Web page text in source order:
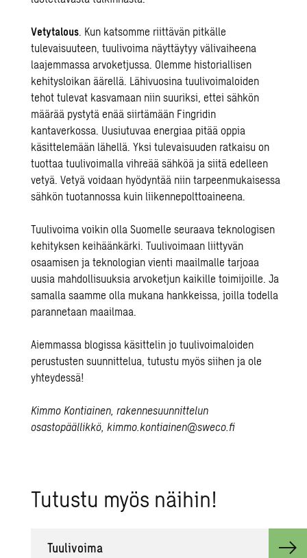
Vetytalous. Kun katsomme riittävän pitkälle
tulevaisuuteen, tuulivoima näyttäytyy välivaiheena
laajemmassa arvoketjussa. Olemme historiallisen
kehitysloikan äärellä. Lähivuosina tuulivoimaloiden
tehot tulevat kasvamaan niin suuriksi, ettei sähkön
määrää pystytä enää siirtämään Fingridin
kantaverkossa. Uusiutuvaa energiaa pitää oppia
käsittelemään lähellä. Yksi tulevaisuuden ratkaisu on
tuottaa tuulivoimalla vihreää sähköä ja siitä edelleen
vetyä. Vetyä voidaan hyödyntää niin tarpeenmukaisessa
sähkön tuotannossa kuin liikennepolttoaineena.
Tuulivoima voikin olla Suomelle seuraava teknologisen
kehityksen keihäänkärki. Tuulivoimaan liittyvän
osaamisen ja teknologian vienti maailmalle tarjoaa
uusia mahdollisuuksia arvoketjun kaikille toimijoille. Ja
samalla saamme olla mukana hankkeissa, joilla todella
parannetaan maailmaa.
Aiemmassa blogissa käsittelin jo tuulivoimaloiden
perustusten suunnittelua,tutustu myös siihen ja ole
yhteydessä!
Kimmo Kontiainen, rakennesuunnittelun
osastopäällikkö,kimmo.kontiainen@sweco.fi
Tu­tus­tu myös näi­hin!
Tuu­li­voi­ma